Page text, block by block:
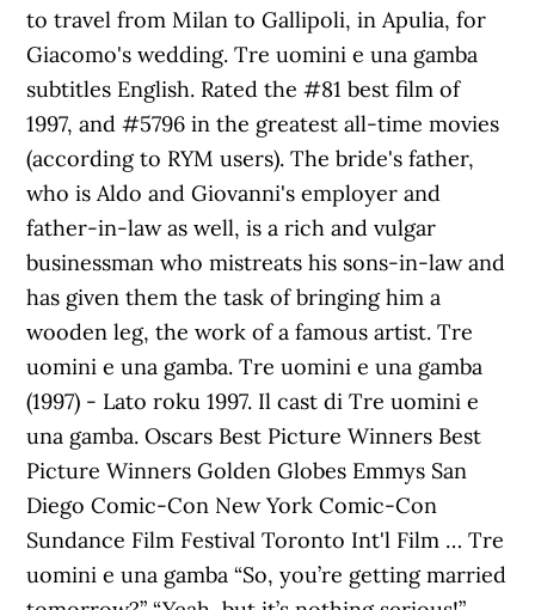
to travel from Milan to Gallipoli, in Apulia, for
Giacomo's wedding. Tre uomini e una gamba
subtitles English. Rated the #81 best film of
1997, and #5796 in the greatest all-time movies
(according to RYM users). The bride's father,
who is Aldo and Giovanni's employer and
father-in-law as well, is a rich and vulgar
businessman who mistreats his sons-in-law and
has given them the task of bringing him a
wooden leg, the work of a famous artist. Tre
uomini e una gamba. Tre uomini e una gamba
(1997) - Lato roku 1997. Il cast di Tre uomini e
una gamba. Oscars Best Picture Winners Best
Picture Winners Golden Globes Emmys San
Diego Comic-Con New York Comic-Con
Sundance Film Festival Toronto Int'l Film … Tre
uomini e una gamba “So, you’re getting married